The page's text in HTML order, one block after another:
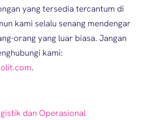
yang tersedia tercantum di
kami selalu senang mendengar
orang yang luar biasa. Jangan
kami:
.
dan Operasional